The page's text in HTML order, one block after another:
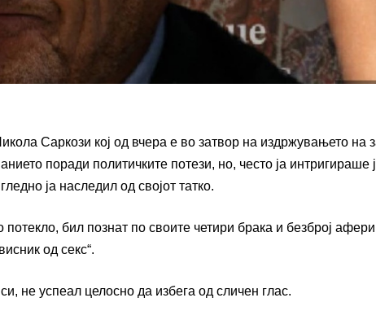
Саркози кој од вчера е во затвор на издржувањето на
поради политичките потези, но, често ја интригираше
ја наследил од својот татко.
бил познат по своите четири брака и безброј
од секс“.
не успеал целосно да избега од сличен глас.